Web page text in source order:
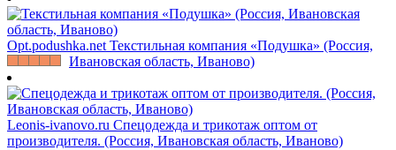
Opt.podushka.net Текстильная компания «Подушка» (Россия,
Ивановская область, Иваново)
Leonis-ivanovo.ru Спецодежда и трикотаж оптом от
производителя. (Россия, Ивановская область, Иваново)